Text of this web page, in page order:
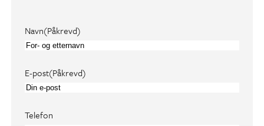
Navn(Påkrevd)
E-post(Påkrevd)
Telefon